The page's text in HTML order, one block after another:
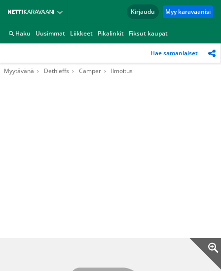
Kirjaudu Myy karavaanisi
Haku Uusimmat Liikkeet Pikalinkit Fiksut kaupat
Hae samanlaiset
Myytävänä Dethleffs Camper Ilmoitus